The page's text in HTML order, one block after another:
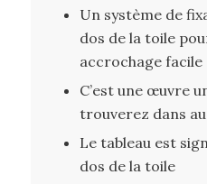
Un système de
dos de la toile
accrochage facile
C’est une œuvre
trouverez dans
Le tableau est
dos de la toile